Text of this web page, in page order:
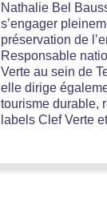
Nathalie Bel
s’engager
préservation de
Responsable
Verte au sein de
elle dirige
tourisme durable,
labels Clef Verte